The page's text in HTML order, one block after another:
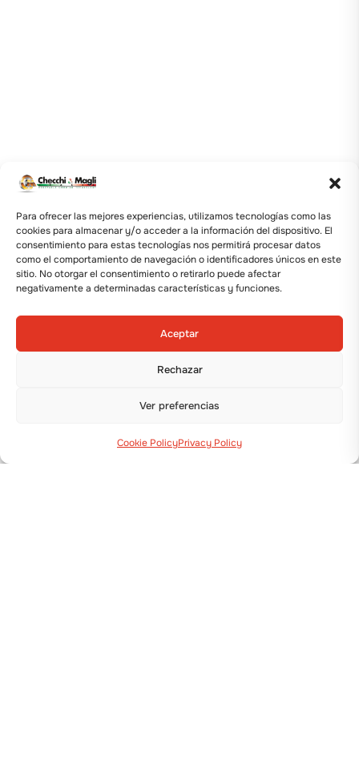
Para ofrecer las mejores experiencias, utilizamos tecnologías como las
cookies para almacenar y/o acceder a la información del dispositivo. El
consentimiento para estas tecnologías nos permitirá procesar datos
como el comportamiento de navegación o identificadores únicos en este
sitio. No otorgar el consentimiento o retirarlo puede afectar
negativamente a determinadas características y funciones.
Aceptar
Rechazar
Ver preferencias
Cookie PolicyPrivacy Policy